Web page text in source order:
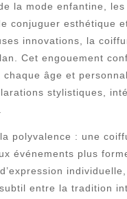
la mode enfantine,
conjuguer esthétique
innovations, la
Cet engouement
âge et
stylistiques,
polyvalence : une
événements plus
entre la tradition